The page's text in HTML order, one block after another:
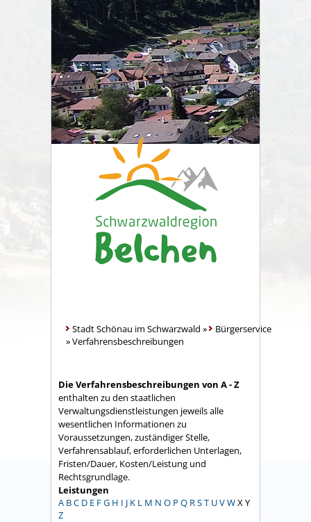
Stadt Schönau im Schwarzwald »
Bürgerservice
»Verfahrensbeschreibungen
Die Verfahrensbeschreibungen von A - Z
enthalten zu den staatlichen
Verwaltungsdienstleistungen jeweils alle
wesentlichen Informationen zu
Voraussetzungen, zuständiger Stelle,
Verfahrensablauf, erforderlichen Unterlagen,
Fristen/Dauer, Kosten/Leistung und
Rechtsgrundlage.
Leistungen
A BC D E FG H I J K L M N O P Q RST UVWX Y
Z